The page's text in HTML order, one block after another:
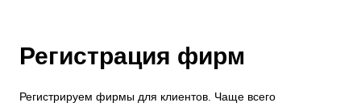
Регистрация фирм
Регистрируем фирмы для клиентов. Чаще всего